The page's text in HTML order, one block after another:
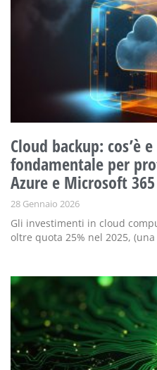
Cloud backup: cos’è
fondamentale per
Azure e Microsoft 365
28 Gennaio 2026
Gli investimenti in cloud
oltre quota 25% nel 2025, (una